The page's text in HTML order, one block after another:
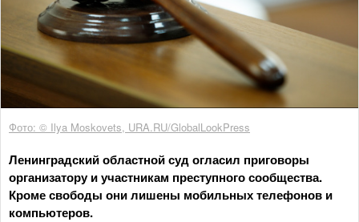
Фото: © Ilya Moskovets, URA.RU/GlobalLookPress
Ленинградский областной суд огласил приговоры
организатору и участникам преступного сообщества.
Кроме свободы они лишены мобильных телефонов и
компьютеров.